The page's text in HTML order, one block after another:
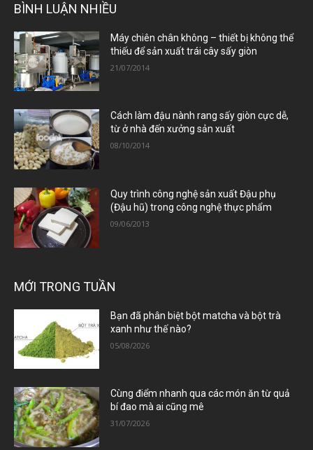
BÌNH LUẬN NHIỀU
Máy chiên chân không – thiết bị không thể
thiếu để sản xuất trái cây sấy giòn
21/07/2014
Cách làm đậu nành rang sấy giòn cực dễ,
từ ở nhà đến xưởng sản xuất
08/10/2014
Quy trình công nghệ sản xuất Đậu phụ
(Đậu hũ) trong công nghệ thực phẩm
09/06/2013
MỚI TRONG TUẦN
Bạn đã phân biệt bột matcha và bột trà
xanh như thế nào?
05/08/2026
Cùng điểm nhanh qua các món ăn từ quả
bí đao mà ai cũng mê
31/07/2026